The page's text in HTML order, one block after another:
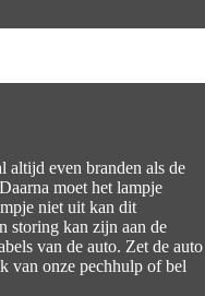
altijd even branden als de
moet het lampje
niet uit kan dit
storing kan zijn aan de
van de auto. Zet de auto
van onze pechhulp of bel